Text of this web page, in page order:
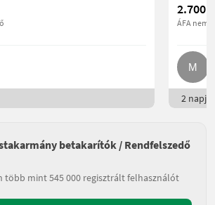
2.700 €
ÁFA nem
2 napja
betakarítók / Rendfelszedő
több mint 545 000 regisztrált felhasználót